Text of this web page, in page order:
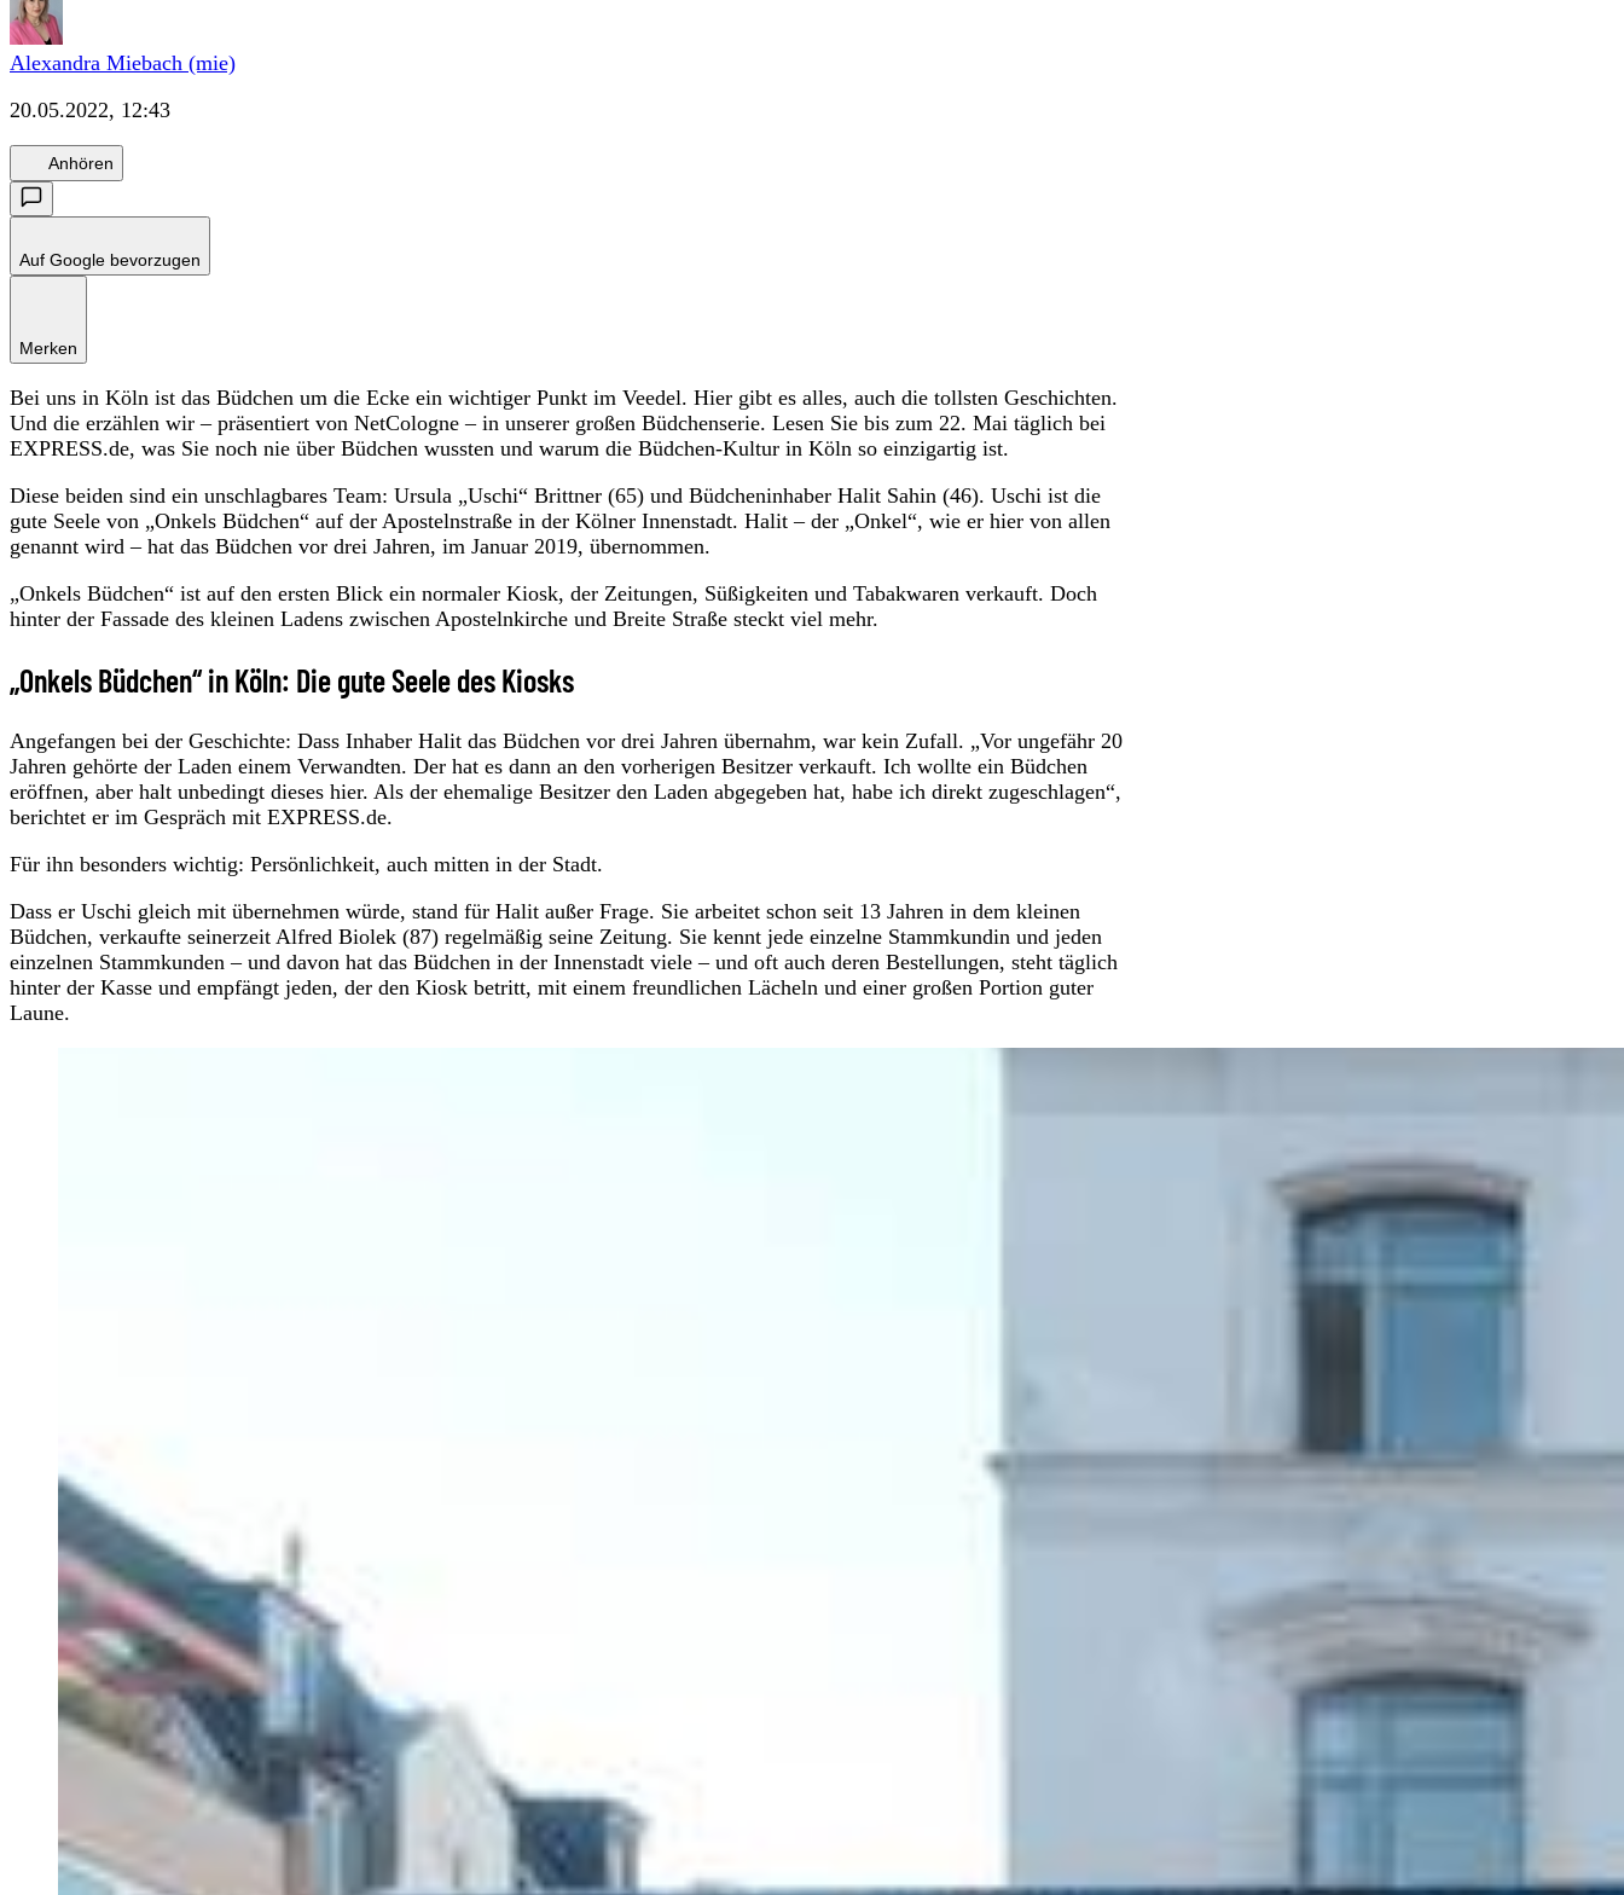
Alexandra Miebach (mie)
20.05.2022, 12:43
Anhören
Auf Google bevorzugen
Merken
Bei uns in Köln ist das Büdchen um die Ecke ein wichtiger Punkt im Veedel. Hier gibt es alles, auch die tollsten Geschichten.
Und die erzählen wir – präsentiert von NetCologne – in unserer großen Büdchenserie. Lesen Sie bis zum 22. Mai täglich bei
EXPRESS.de, was Sie noch nie über Büdchen wussten und warum die Büdchen-Kultur in Köln so einzigartig ist.
Diese beiden sind ein unschlagbares Team: Ursula „Uschi“ Brittner (65) und Büdcheninhaber Halit Sahin (46). Uschi ist die
gute Seele von „Onkels Büdchen“ auf der Apostelnstraße in der Kölner Innenstadt. Halit – der „Onkel“, wie er hier von allen
genannt wird – hat das Büdchen vor drei Jahren, im Januar 2019, übernommen.
„Onkels Büdchen“ ist auf den ersten Blick ein normaler Kiosk, der Zeitungen, Süßigkeiten und Tabakwaren verkauft. Doch
hinter der Fassade des kleinen Ladens zwischen Apostelnkirche und Breite Straße steckt viel mehr.
„Onkels Büdchen“ in Köln: Die gute Seele des Kiosks
Angefangen bei der Geschichte: Dass Inhaber Halit das Büdchen vor drei Jahren übernahm, war kein Zufall. „Vor ungefähr 20
Jahren gehörte der Laden einem Verwandten. Der hat es dann an den vorherigen Besitzer verkauft. Ich wollte ein Büdchen
eröffnen, aber halt unbedingt dieses hier. Als der ehemalige Besitzer den Laden abgegeben hat, habe ich direkt zugeschlagen“,
berichtet er im Gespräch mit EXPRESS.de.
Für ihn besonders wichtig: Persönlichkeit, auch mitten in der Stadt.
Dass er Uschi gleich mit übernehmen würde, stand für Halit außer Frage. Sie arbeitet schon seit 13 Jahren in dem kleinen
Büdchen, verkaufte seinerzeit Alfred Biolek (87) regelmäßig seine Zeitung. Sie kennt jede einzelne Stammkundin und jeden
einzelnen Stammkunden – und davon hat das Büdchen in der Innenstadt viele – und oft auch deren Bestellungen, steht täglich
hinter der Kasse und empfängt jeden, der den Kiosk betritt, mit einem freundlichen Lächeln und einer großen Portion guter
Laune.